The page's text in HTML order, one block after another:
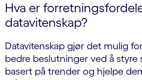
Hva er
datavitenskap?
Datavitenskap gjør det mulig
bedre beslutninger ved å styre
basert på trender og hjelpe